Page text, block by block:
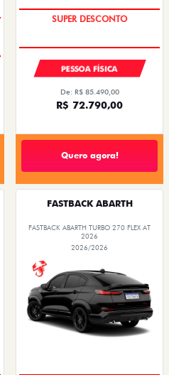
TAXA ZERO
PESSOA FÍSICA
De: R$ 85.490,00
R$ 72.790,00
Quero agora!
FASTBACK ABARTH
FASTBACK ABARTH TURBO 270 FLEX AT
2026
2026/2026